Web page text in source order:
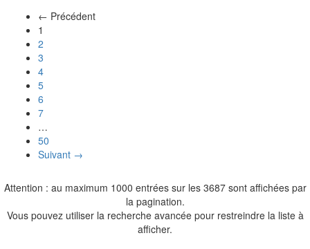
← Précédent
1
2
3
4
5
6
7
…
50
Suivant →
Attention : au maximum 1000 entrées sur les 3687 sont affichées par
la pagination.
Vous pouvez utiliser la recherche avancée pour restreindre la liste à
afficher.